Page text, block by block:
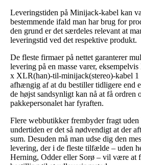
Leveringstiden på Minijack-kabel kan
bestemmende ifald man har brug for
den grund er det særdeles relevant at
leveringstid ved det respektive produkt.
De fleste firmaer på nettet garanterer
levering på en masse varer,
x XLR(han)-til-minijack(stereo)-kabel 1
afhængig af at du bestiller tidligere end
de højst sandsynligt kan nå at få ordren
pakkepersonalet har fyraften.
Flere webbutikker frembyder fragt uden
undertiden er det så nødvendigt at der
sum. Desuden må man udse dig den
levering, der i de fleste tilfælde – uden
Herning, Odder eller Sorø – vil være at